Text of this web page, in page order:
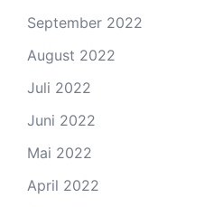
September 2022
August 2022
Juli 2022
Juni 2022
Mai 2022
April 2022